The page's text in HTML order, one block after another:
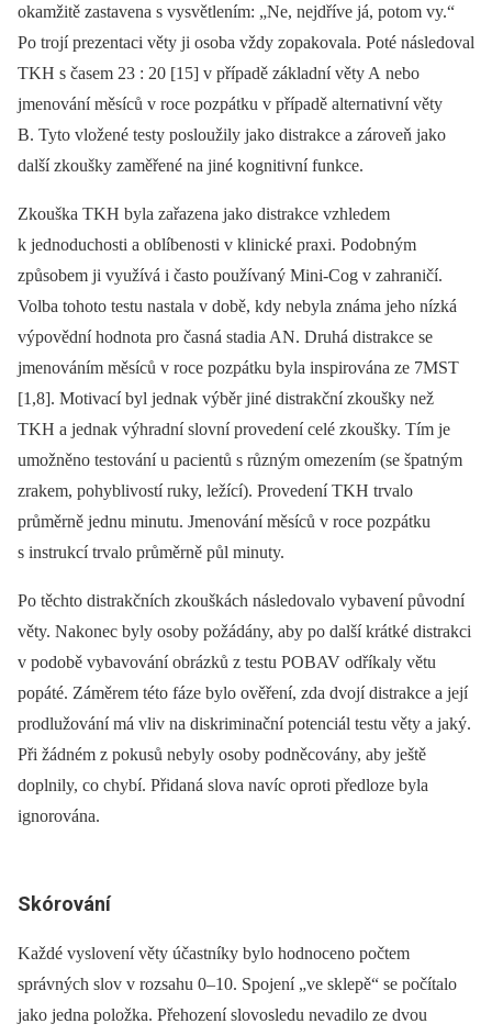
okamžitě zastavena s vysvětlením: „Ne, nejdříve já, potom vy.“
Po trojí prezentaci věty ji osoba vždy zopakovala. Poté následoval
TKH s časem 23 : 20 [15] v případě základní věty A nebo
jmenování měsíců v roce pozpátku v případě alternativní věty
B. Tyto vložené testy posloužily jako distrakce a zároveň jako
další zkoušky zaměřené na jiné kognitivní funkce.
Zkouška TKH byla zařazena jako distrakce vzhledem
k jednoduchosti a oblíbenosti v klinické praxi. Podobným
způsobem ji využívá i často používaný Mini-Cog v zahraničí.
Volba tohoto testu nastala v době, kdy nebyla známa jeho nízká
výpovědní hodnota pro časná stadia AN. Druhá distrakce se
jmenováním měsíců v roce pozpátku byla inspirována ze 7MST
[1,8]. Motivací byl jednak výběr jiné distrakční zkoušky než
TKH a jednak výhradní slovní provedení celé zkoušky. Tím je
umožněno testování u pacientů s různým omezením (se špatným
zrakem, pohyblivostí ruky, ležící). Provedení TKH trvalo
průměrně jednu minutu. Jmenování měsíců v roce pozpátku
s instrukcí trvalo průměrně půl minuty.
Po těchto distrakčních zkouškách následovalo vybavení původní
věty. Nakonec byly osoby požádány, aby po další krátké distrakci
v podobě vybavování obrázků z testu POBAV odříkaly větu
popáté. Záměrem této fáze bylo ověření, zda dvojí distrakce a její
prodlužování má vliv na diskriminační potenciál testu věty a jaký.
Při žádném z pokusů nebyly osoby podněcovány, aby ještě
doplnily, co chybí. Přidaná slova navíc oproti předloze byla
ignorována.
Skórování
Každé vyslovení věty účastníky bylo hodnoceno počtem
správných slov v rozsahu 0–10. Spojení „ve sklepě“ se počítalo
jako jedna položka. Přehození slovosledu nevadilo ze dvou